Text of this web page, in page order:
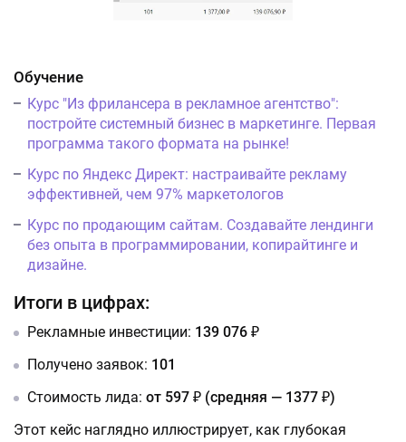
Обучение
Курс "Из фрилансера в рекламное агентство":
постройте системный бизнес в маркетинге. Первая
программа такого формата на рынке!
Курс по Яндекс Директ: настраивайте рекламу
эффективней, чем 97% маркетологов
Курс по продающим сайтам. Создавайте лендинги
без опыта в программировании, копирайтинге и
дизайне.
Итоги в цифрах:
Рекламные инвестиции: 139 076 ₽
Получено заявок: 101
Стоимость лида: от 597 ₽ (средняя — 1377 ₽)
Этот кейс наглядно иллюстрирует, как глубокая